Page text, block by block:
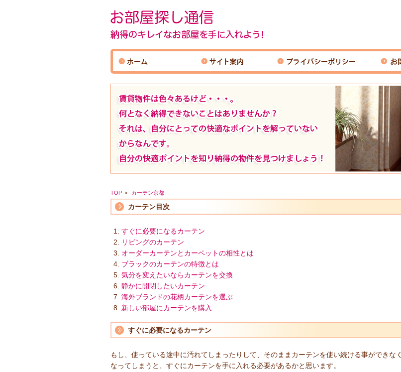
TOP カーテン京都
カーテン目次
すぐに必要になるカーテン
リビングのカーテン
オーダーカーテンとカーペットの相性とは
ブラックのカーテンの特徴とは
気分を変えたいならカーテンを交換
静かに開閉したいカーテン
海外ブランドの花柄カーテンを選ぶ
新しい部屋にカーテンを購入
すぐに必要になるカーテン
もし、使っている途中に汚れてしまったりして、そのままカーテンを使い続ける事ができなく
なってしまうと、すぐにカーテンを手に入れる必要があるかと思います。